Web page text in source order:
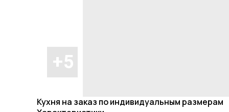
Кухня на заказ по индивидуальным размерам